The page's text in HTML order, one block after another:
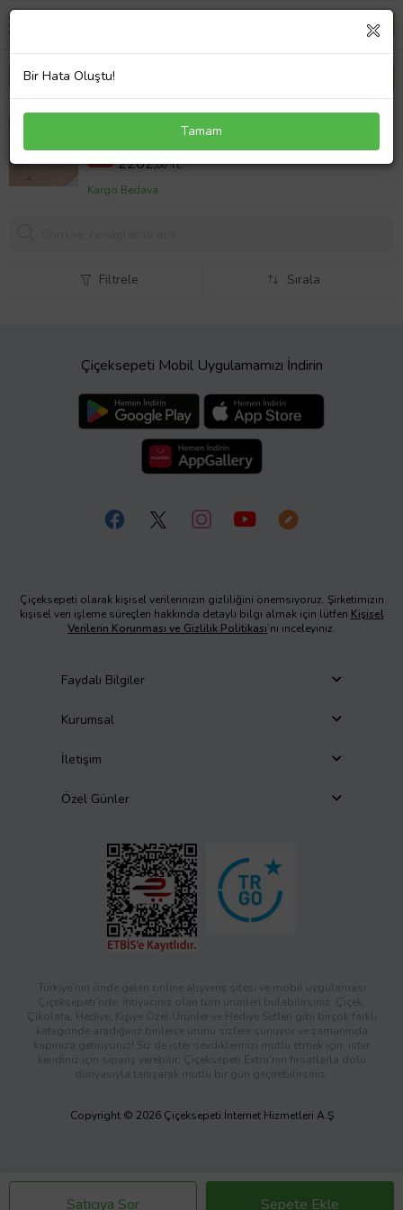
Swarovski Taşlı Gümüş Tektaş Bayan Kolye
%61 5616 TL
2202,00 TL
Kargo Bedava
Satıcıya Sor Sepete Ekle
Filtrele Sırala
Çiçeksepeti Mobil Uygulamamızı İndirin
Çiçeksepeti olarak kişisel verilerinizin gizliliğini önemsiyoruz. Şirketimizin
kişisel veri işleme süreçleri hakkında detaylı bilgi almak için lütfen Kişisel
Verilerin Korunması ve Gizlilik Politikası’nı inceleyiniz.
Faydalı Bilgiler
Kurumsal
İletişim
Özel Günler
Türkiye’nin önde gelen online alışveriş sitesi ve mobil uygulaması
Çiçeksepeti’nde, ihtiyacınız olan tüm ürünleri bulabilirsiniz. Çiçek,
Çikolata, Hediye, Kişiye Özel Ürünler ve Hediye Setleri gibi birçok farklı
kategoride aradığınız binlerce ürünü sizlere sunuyor ve zamanında
kapınıza getiriyoruz! Siz de ister sevdiklerinizi mutlu etmek için, ister
kendiniz için sipariş verebilir; Çiçeksepeti Extra’nın fırsatlarla dolu
dünyasıyla tanışarak mutlu bir gün geçirebilirsiniz.
Copyright © 2026 Çiçeksepeti İnternet Hizmetleri A.Ş
Bir Hata Oluştu!
Tamam